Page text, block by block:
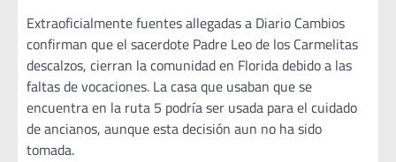
Extraoficialmente fuentes allegadas a Diario Cambios
confirman que el sacerdote Padre Leo de los Carmelitas
descalzos, cierran la comunidad en Florida debido a las
faltas de vocaciones. La casa que usaban que se
encuentra en la ruta 5 podría ser usada para el cuidado
de ancianos, aunque esta decisión aun no ha sido
tomada.